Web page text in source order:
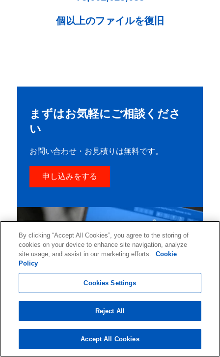
個以上のファイルを復旧
まずはお気軽にご相談くださ
い
お問い合わせ・お見積りは無料です。
申し込みをする
By clicking “Accept All Cookies”, you agree to the storing of
cookies on your device to enhance site navigation, analyze
site usage, and assist in our marketing efforts.
Cookie
Policy
Cookies Settings
Reject All
Accept All Cookies